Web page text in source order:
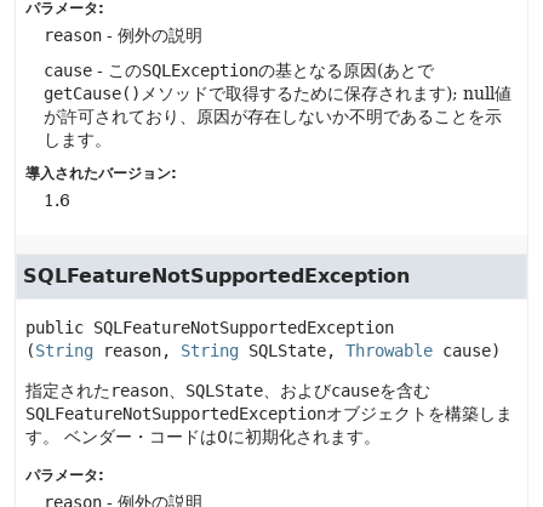
パラメータ:
reason - 例外の説明
cause - このSQLExceptionの基となる原因(あとで
getCause() メソッドで取得するために保存されます); null値
が許可されており、原因が存在しないか不明であることを示
します。
導入されたバージョン:
1.6
SQLFeatureNotSupportedException
public SQLFeatureNotSupportedException
(String reason, String SQLState, Throwable cause)
指定された reason SQLState 、およびcauseを含む
SQLFeatureNotSupportedExceptionオブジェクトを構築しま
す。
ベンダー・コードは0に初期化されます。
パラメータ:
reason - 例外の説明